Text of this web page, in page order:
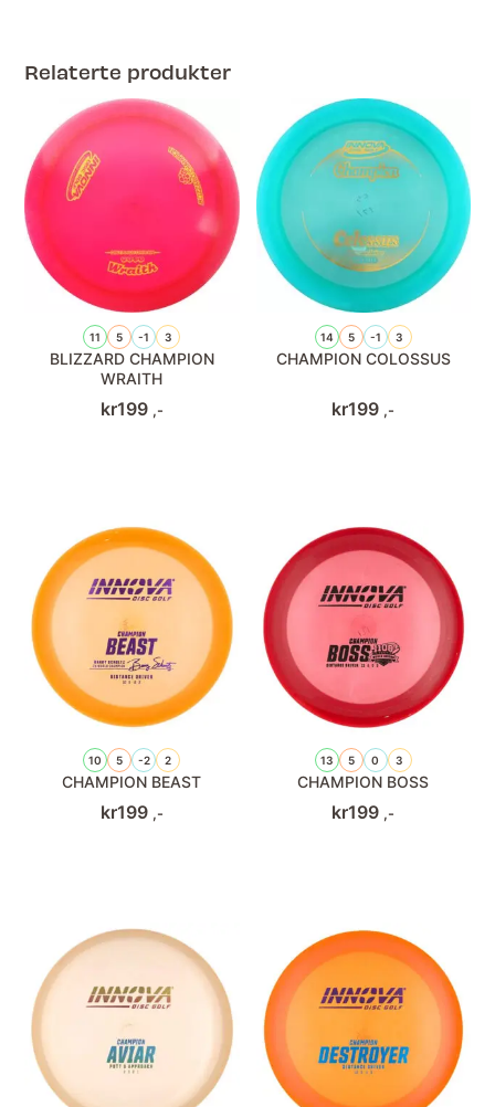
Relaterte produkter
11 5 -1 3
BLIZZARD CHAMPION
WRAITH
kr199 ,-
14 5 -1 3
CHAMPION COLOSSUS
kr199 ,-
10 5 -2 2
CHAMPION BEAST
kr199 ,-
13 5 0 3
CHAMPION BOSS
kr199 ,-